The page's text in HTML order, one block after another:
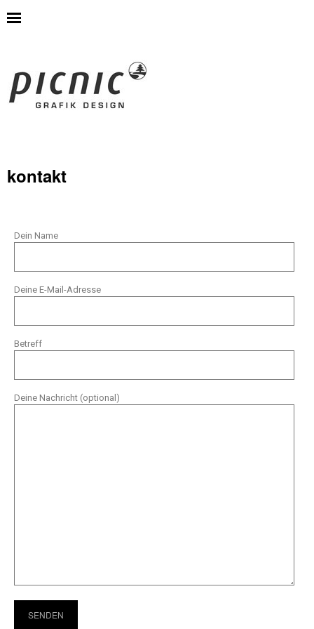
kontakt
Dein Name
Deine E-Mail-Adresse
Betreff
Deine Nachricht (optional)